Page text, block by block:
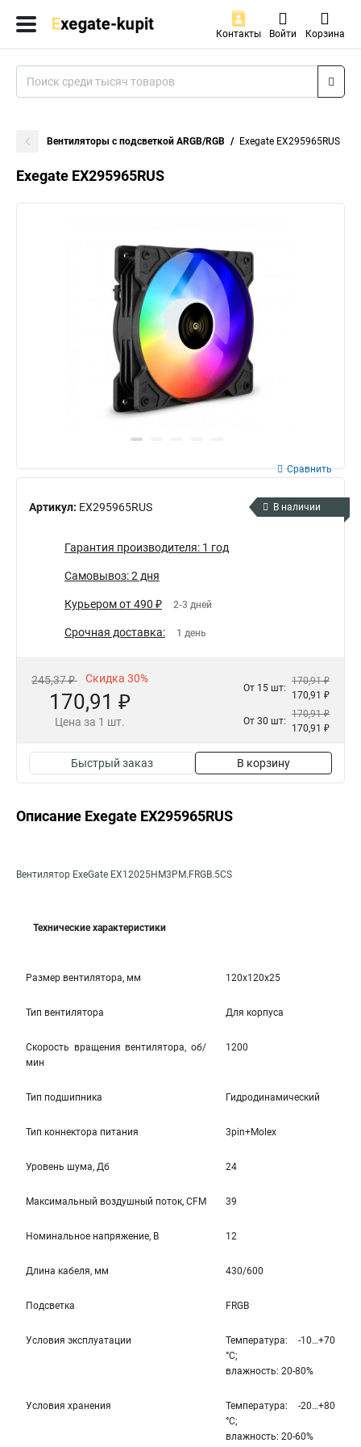
Контакты Войти Корзина
Вентиляторы с подсветкой ARGB/RGB Exegate EX295965RUS
Exegate EX295965RUS
Артикул: EX295965RUS
Сравнить
В наличии
Гарантия производителя: 1 год
Самовывоз: 2 дня
Курьером от 490 ₽ 2-3 дней
Срочная доставка: 1 день
245,37 ₽ Скидка 30%
170,91 ₽
Цена за 1 шт.
От 15 шт:
170,91 ₽
170,91 ₽
От 30 шт:
170,91 ₽
170,91 ₽
Быстрый заказ В корзину
Описание Exegate EX295965RUS
Вентилятор ExeGate EX12025HM3PM.FRGB.5CS
Технические характеристики
Размер вентилятора, мм 120x120x25
Тип вентилятора Для корпуса
Скорость вращения вентилятора, об/
мин
1200
Тип подшипника Гидродинамический
Тип коннектора питания 3pin+Molex
Уровень шума, Дб 24
Максимальный воздушный поток, CFM 39
Номинальное напряжение, В 12
Длина кабеля, мм 430/600
Подсветка FRGB
Условия эксплуатации
Температура: -10…+70
°С;
влажность: 20-80%
Условия хранения
Температура: -20…+80
°С;
влажность: 20-60%